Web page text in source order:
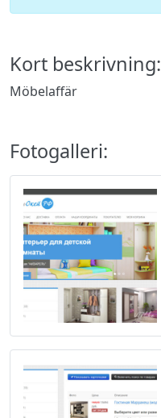
Kort beskrivning:
Möbelaffär
Fotogalleri: